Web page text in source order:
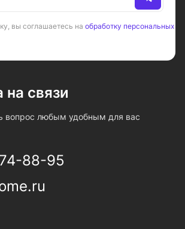
вы соглашаетесь на обработку персональных
связи
вопрос любым удобным для вас
88-95